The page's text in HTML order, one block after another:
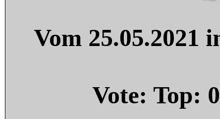
Vom 25.05.2021
Vote: Top: 0